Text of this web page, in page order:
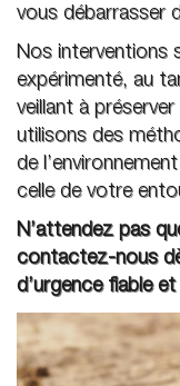
vous débarrasser
Nos interventions
expérimenté, au
veillant à
utilisons des
de
celle de votre
N’attendez pas
contactez-nous
d’urgence fiable